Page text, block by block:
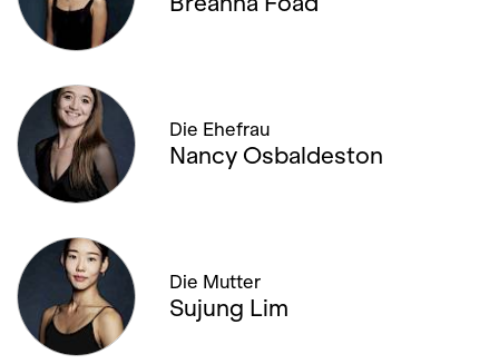
12. APRIL '26, 13:00
19. APRIL '26, 14:00
Die Ehefrau
Nancy Osbaldeston
Die Mutter
Sujung Lim